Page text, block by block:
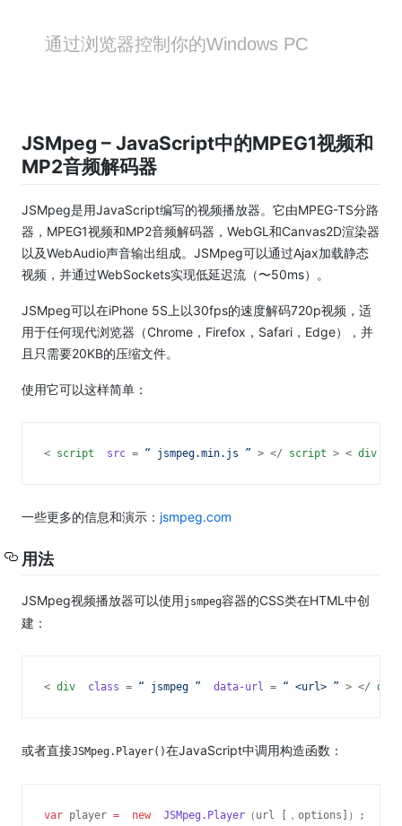
通过浏览器控制你的Windows PC
JSMpeg – JavaScript中的MPEG1视频和
MP2音频解码器
JSMpeg是用JavaScript编写的视频播放器。 它由MPEG-TS分路
器，MPEG1视频和MP2音频解码器，WebGL和Canvas2D渲染器
以及WebAudio声音输出组成。 JSMpeg可以通过Ajax加载静态
视频，并通过WebSockets实现低延迟流（〜50ms）。
JSMpeg可以在iPhone 5S上以30fps的速度解码720p视频，适
用于任何现代浏览器（Chrome，Firefox，Safari，Edge），并
且只需要20KB的压缩文件。
使用它可以这样简单：
< script src = “ jsmpeg.min.js ” > </ script > < div
一些更多的信息和演示： jsmpeg.com
用法
JSMpeg视频播放器可以使用jsmpeg容器的CSS类在HTML中创
建 ：
< div class = “ jsmpeg ” data-url = “ <url> ” > </ div
或者直接JSMpeg.Player()在JavaScript中调用构造函数：
var player = new JSMpeg.Player （url [，options]）;